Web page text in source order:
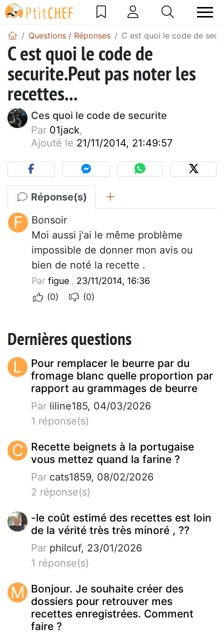
Questions / Réponses C est quoi le code de
C est quoi le code de
securite.Peut pas noter les
recettes...
Ces quoi le code de securite
Par 01jack,
Ajouté le 21/11/2014, 21:49:57
Réponse(s)
F
Bonsoir
Moi aussi j'ai le même problème
impossible de donner mon avis ou
bien de noté la recette .
Par figue , 23/11/2014, 16:36
(0)
(0)
Dernières questions
L
Pour remplacer le beurre par du
fromage blanc quelle proportion par
rapport au grammages de beurre
Par liline185, 04/03/2026
1 réponse(s)
C
Recette beignets à la portugaise
vous mettez quand la farine ?
Par cats1859, 08/02/2026
2 réponse(s)
-le coût estimé des recettes est loin
de la vérité très très minoré , ??
Par philcuf, 23/01/2026
1 réponse(s)
M Bonjour. Je souhaite créer des
dossiers pour retrouver mes
recettes enregistrées. Comment
faire ?